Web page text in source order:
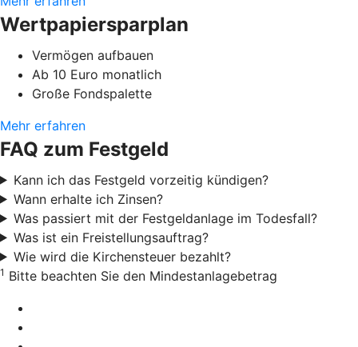
Wertpapiersparplan
Vermögen aufbauen
Ab 10 Euro monatlich
Große Fondspalette
Mehr erfahren
FAQ zum Festgeld
Kann ich das Festgeld vorzeitig kündigen?
Wann erhalte ich Zinsen?
Was passiert mit der Festgeldanlage im Todesfall?
Was ist ein Freistellungsauftrag?
Wie wird die Kirchensteuer bezahlt?
1 Bitte beachten Sie den Mindestanlagebetrag